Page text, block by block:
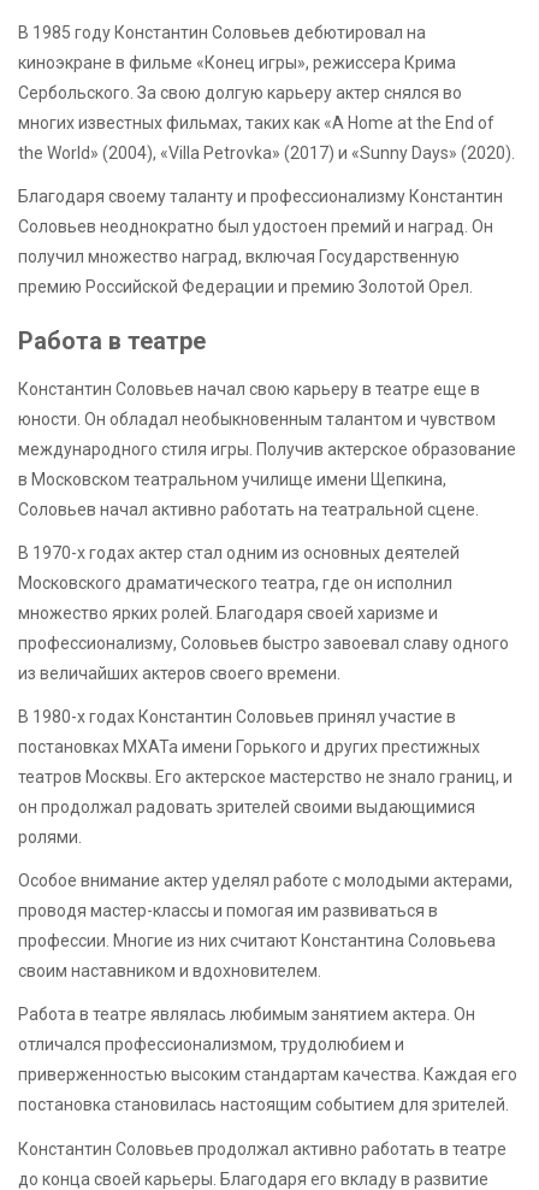
В 1985 году Константин Соловьев дебютировал на
киноэкране в фильме «Конец игры», режиссера Крима
Сербольского. За свою долгую карьеру актер снялся во
многих известных фильмах, таких как «А Home at the End of
the World» (2004), «Villa Petrovka» (2017) и «Sunny Days» (2020).
Благодаря своему таланту и профессионализму Константин
Соловьев неоднократно был удостоен премий и наград. Он
получил множество наград, включая Государственную
премию Российской Федерации и премию Золотой Орел.
Работа в театре
Константин Соловьев начал свою карьеру в театре еще в
юности. Он обладал необыкновенным талантом и чувством
международного стиля игры. Получив актерское образование
в Московском театральном училище имени Щепкина,
Соловьев начал активно работать на театральной сцене.
В 1970-х годах актер стал одним из основных деятелей
Московского драматического театра, где он исполнил
множество ярких ролей. Благодаря своей харизме и
профессионализму, Соловьев быстро завоевал славу одного
из величайших актеров своего времени.
В 1980-х годах Константин Соловьев принял участие в
постановках МХАТа имени Горького и других престижных
театров Москвы. Его актерское мастерство не знало границ, и
он продолжал радовать зрителей своими выдающимися
ролями.
Особое внимание актер уделял работе с молодыми актерами,
проводя мастер-классы и помогая им развиваться в
профессии. Многие из них считают Константина Соловьева
своим наставником и вдохновителем.
Работа в театре являлась любимым занятием актера. Он
отличался профессионализмом, трудолюбием и
приверженностью высоким стандартам качества. Каждая его
постановка становилась настоящим событием для зрителей.
Константин Соловьев продолжал активно работать в театре
до конца своей карьеры. Благодаря его вкладу в развитие